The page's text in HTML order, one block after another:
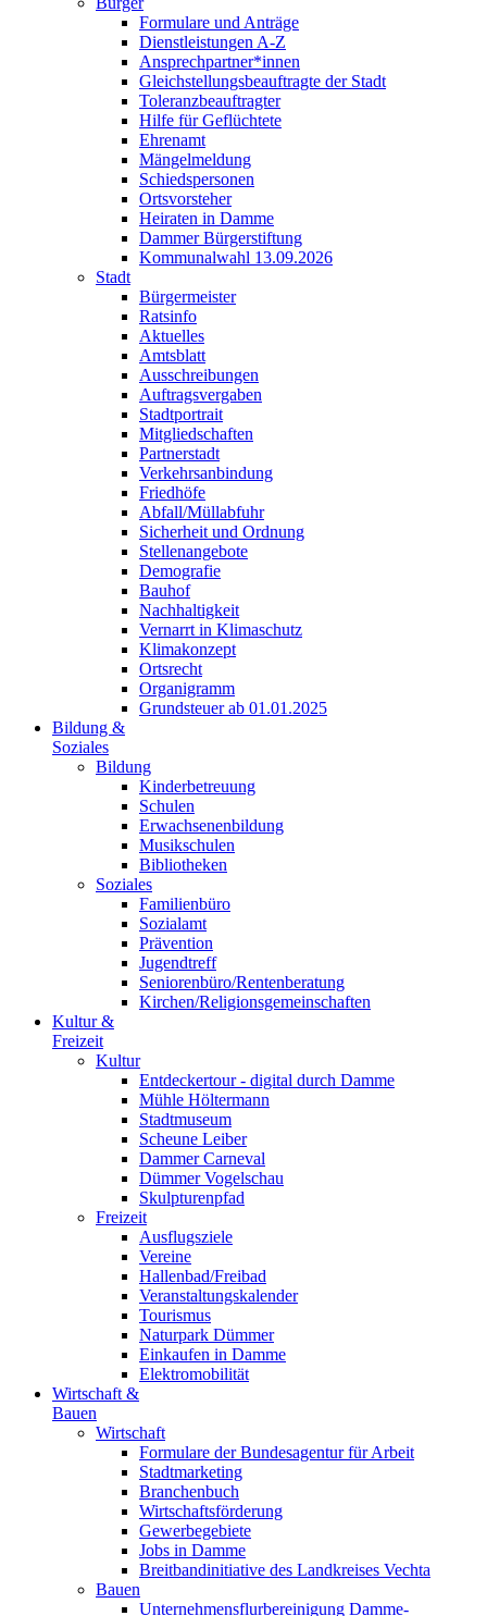
Formulare und Anträge
Dienstleistungen A-Z
Ansprechpartner*innen
Gleichstellungsbeauftragte der Stadt
Toleranzbeauftragter
Hilfe für Geflüchtete
Ehrenamt
Mängelmeldung
Schiedspersonen
Ortsvorsteher
Heiraten in Damme
Dammer Bürgerstiftung
Kommunalwahl 13.09.2026
Stadt
Bürgermeister
Ratsinfo
Aktuelles
Amtsblatt
Ausschreibungen
Auftragsvergaben
Stadtportrait
Mitgliedschaften
Partnerstadt
Verkehrsanbindung
Friedhöfe
Abfall/Müllabfuhr
Sicherheit und Ordnung
Stellenangebote
Demografie
Bauhof
Nachhaltigkeit
Vernarrt in Klimaschutz
Klimakonzept
Ortsrecht
Organigramm
Grundsteuer ab 01.01.2025
Bildung &
Soziales
Bildung
Kinderbetreuung
Schulen
Erwachsenenbildung
Musikschulen
Bibliotheken
Soziales
Familienbüro
Sozialamt
Prävention
Jugendtreff
Seniorenbüro/Rentenberatung
Kirchen/Religionsgemeinschaften
Kultur &
Freizeit
Kultur
Entdeckertour - digital durch Damme
Mühle Höltermann
Stadtmuseum
Scheune Leiber
Dammer Carneval
Dümmer Vogelschau
Skulpturenpfad
Freizeit
Ausflugsziele
Vereine
Hallenbad/Freibad
Veranstaltungskalender
Tourismus
Naturpark Dümmer
Einkaufen in Damme
Elektromobilität
Wirtschaft &
Bauen
Wirtschaft
Formulare der Bundesagentur für Arbeit
Stadtmarketing
Branchenbuch
Wirtschaftsförderung
Gewerbegebiete
Jobs in Damme
Breitbandinitiative des Landkreises Vechta
Bauen
Unternehmensflurbereinigung Damme-